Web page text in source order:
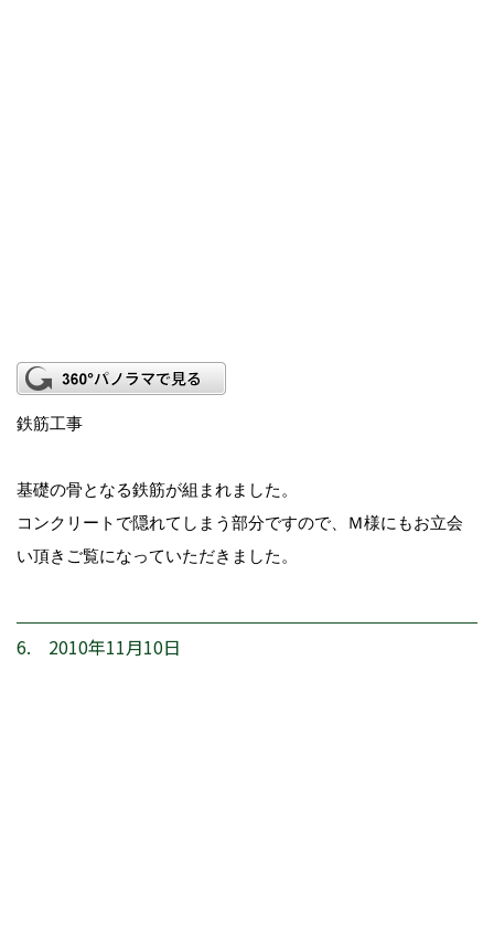
鉄筋工事
基礎の骨となる鉄筋が組まれました。
コンクリートで隠れてしまう部分ですので、Ｍ様にもお立会
い頂きご覧になっていただきました。
6. 2010年11月10日